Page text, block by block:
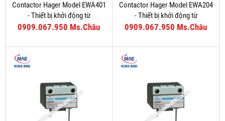
Contactor Hager Model EWA401
- Thiết bị khởi động từ
0909.067.950 Ms.Châu
Contactor Hager Model EWA204
- Thiết bị khởi động từ
0909.067.950 Ms.Châu